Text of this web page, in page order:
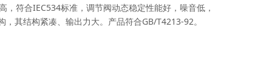
符合IEC534标准，调节阀动态稳定性能好，噪音低，
其结构紧凑、输出力大。产品符合GB/T4213-92。